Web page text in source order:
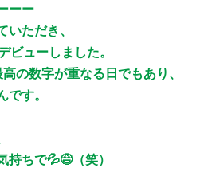
ーー
いただき、
ビューしました。
の数字が重なる日でもあり、
です。
持ちで💦😅（笑）